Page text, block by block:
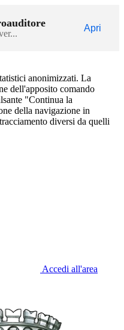
Apri
anonimizzati. La
dell'apposito comando
"Continua la
della navigazione in
diversi da quelli
Accedi all'area